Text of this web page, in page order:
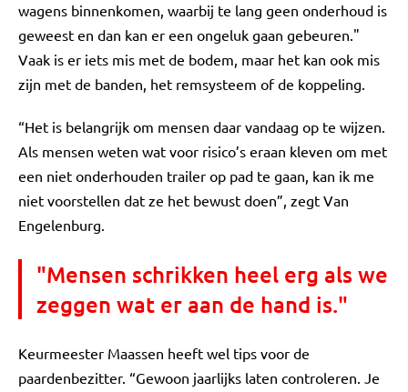
wagens binnenkomen, waarbij te lang geen onderhoud is
geweest en dan kan er een ongeluk gaan gebeuren."
Vaak is er iets mis met de bodem, maar het kan ook mis
zijn met de banden, het remsysteem of de koppeling.
“Het is belangrijk om mensen daar vandaag op te wijzen.
Als mensen weten wat voor risico’s eraan kleven om met
een niet onderhouden trailer op pad te gaan, kan ik me
niet voorstellen dat ze het bewust doen”, zegt Van
Engelenburg.
"Mensen schrikken heel erg als we
zeggen wat er aan de hand is."
Keurmeester Maassen heeft wel tips voor de
paardenbezitter. “Gewoon jaarlijks laten controleren. Je